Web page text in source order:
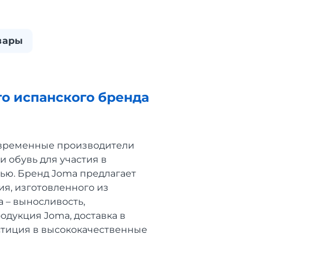
испанского бренда
производители
обувь для участия в
Бренд Joma предлагает
изготовленного из
выносливость,
Joma, доставка в
в высококачественные